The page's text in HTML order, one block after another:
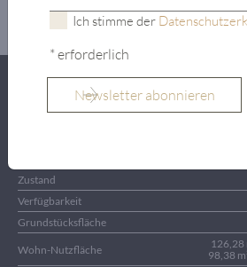
Zustand
Verfügbarkeit
Grundstücksfläche
Wohn-Nutzfläche
126,28
98,38
Ich stimme der
* erforderlich